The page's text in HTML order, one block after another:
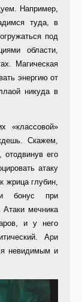
Например,
туда, в
под
области,
Магическая
энергию от
никуда в
«классовой»
Скажем,
отодвинув его
атаку
жрица глубин,
бонус при
мечника
и у него
Ари
невидимым и